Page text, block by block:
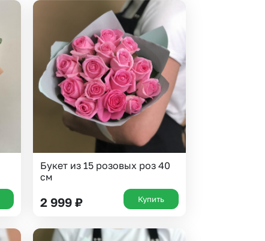
Букет из 15 розовых роз 40
см
2 999 ₽ Купить